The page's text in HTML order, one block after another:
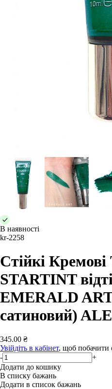
В наявності
kr-2258
Стійкі Кремові
STARTINT
EMERALD
сатиновий)
345.00 ₴
Увійдіть в кабінет, щоб побачити
-
+
Додати до кошику
В списку бажань
Додати в список бажань